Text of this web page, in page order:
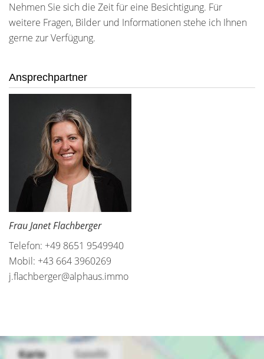
Nehmen Sie sich die Zeit für eine Besichtigung. Für
weitere Fragen, Bilder und Informationen stehe ich Ihnen
gerne zur Verfügung.
Ansprechpartner
Frau Janet Flachberger
Telefon: +49 8651 9549940
Mobil: +43 664 3960269
j.flachberger@alphaus.immo